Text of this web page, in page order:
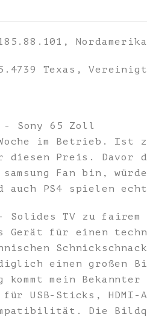
Texas,
- Sony 65 Zoll
im Betrieb. Ist
diesen Preis. Davor
samsung Fan bin,
auch PS4 spielen
Solides TV zu fairem
Gerät für einen
einen großen
kommt mein
für USB-Sticks,
Die